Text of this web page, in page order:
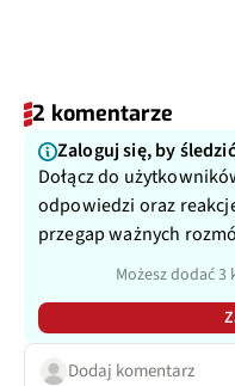
2 komentarze
Zaloguj się, by
Dołącz do
odpowiedzi oraz
przegap ważnych
Możesz dodać
Dodaj komentarz